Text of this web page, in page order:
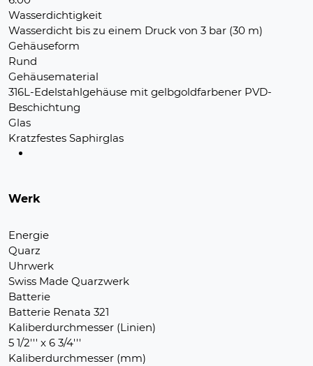
Wasserdichtigkeit
Wasserdicht bis zu einem Druck von 3 bar (30 m)
Gehäuseform
Rund
Gehäusematerial
316L-Edelstahlgehäuse mit gelbgoldfarbener PVD-
Beschichtung
Glas
Kratzfestes Saphirglas
Werk
Energie
Quarz
Uhrwerk
Swiss Made Quarzwerk
Batterie
Batterie Renata 321
Kaliberdurchmesser (Linien)
5 1/2''' x 6 3/4'''
Kaliberdurchmesser (mm)